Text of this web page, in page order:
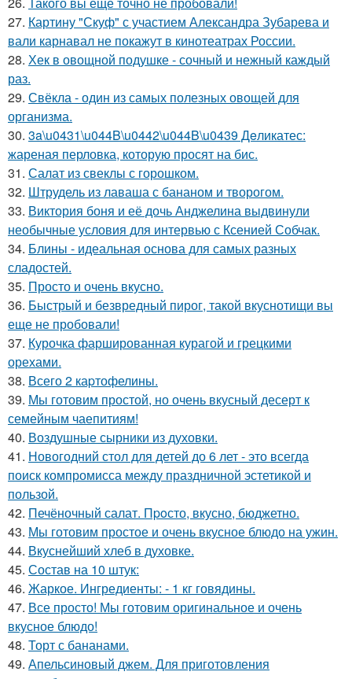
27. Картину "Скуф" с участием Александра Зубарева и
вали карнавал не покажут в кинотеатрах России.
28. Хек в овощной подушке - сочный и нежный каждый
раз.
29. Свёкла - один из самых полезных овощей для
организма.
30. 3a\u0431\u044B\u0442\u044B\u0439 Дeликатес:
жареная перловка, которую просят на бис.
31. Салат из свеклы с горошком.
32. Штрудель из лаваша с бананом и творогом.
33. Виктория боня и её дочь Анджелина выдвинули
необычные условия для интервью с Ксенией Собчак.
34. Блины - идеальная основа для самых разных
сладостей.
35. Просто и очень вкусно.
36. Быстрый и безвредный пирог, такой вкуснотищи вы
еще не пробовали!
37. Курочка фаршированная курагой и грецкими
орехами.
38. Всего 2 каpтофелины.
39. Мы готовим простой, но очень вкусный десерт к
семейным чаепитиям!
40. Воздушные сырники из духовки.
41. Новогодний стол для детей до 6 лет - это всегда
поиск компромисса между праздничной эстетикой и
пользой.
42. Печёночный салат. Пpoсто, вкусно, бюджетно.
43. Мы готовим простое и очень вкусное блюдо на ужин.
44. Вкуснейший хлеб в духовке.
45. Состав на 10 штук:
46. Жаркое. Ингредиенты: - 1 кг говядины.
47. Все просто! Мы готовим оригинальное и очень
вкусное блюдо!
48. Торт с бананами.
49. Апельсиновый джем. Для приготовления